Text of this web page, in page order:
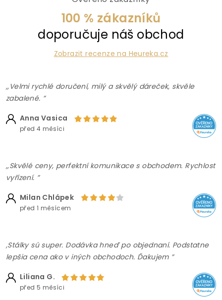
100 % zákazníků
doporučuje náš obchod
Zobrazit recenze na Heureka.cz
,,Velmi rychlé doručení, milý a skvělý dáreček, skvěle
zabalené. ”
Anna Vasica
před 4 měsíci
,,Skvělé ceny, perfektní komunikace s obchodem. Rychlost
vyřízení. ”
Milan Chlápek
před 1 měsícem
,Stálky sú super. Dodávka hneď po objednaní. Podstatne
lepšia cena ako v iných obchodoch. Ďakujem ”
Liliana G.
před 5 měsíci